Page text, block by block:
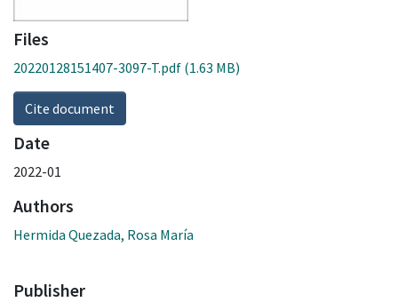
Files
20220128151407-3097-T.pdf (1.63 MB)
Cite document
Date
2022-01
Authors
Hermida Quezada, Rosa María
Publisher